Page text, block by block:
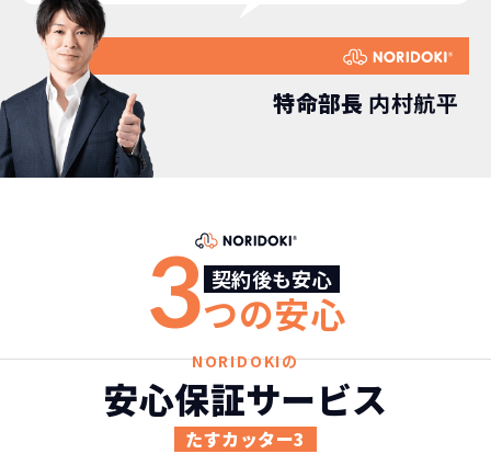
特命部長 内村航平
契約後も安心
3つの安心
NORIDOKIの
安心保証サービス
たすカッター3